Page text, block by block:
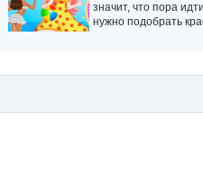
значит, что пора
нужно подобрать